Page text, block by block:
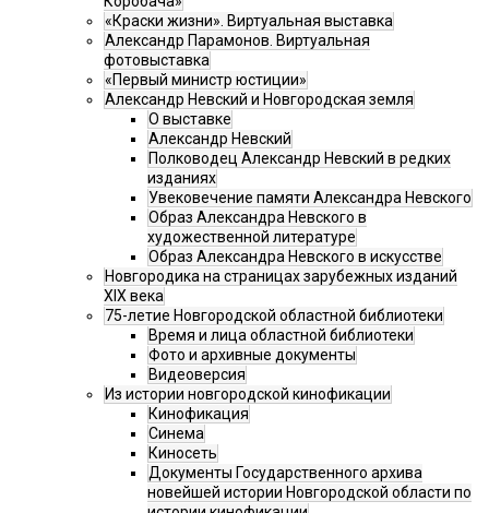
«Краски жизни». Виртуальная выставка
Александр Парамонов. Виртуальная
фотовыставка
«Первый министр юстиции»
Александр Невский и Новгородская земля
О выставке
Александр Невский
Полководец Александр Невский в редких
изданиях
Увековечение памяти Александра Невского
Образ Александра Невского в
художественной литературе
Образ Александра Невского в искусстве
Новгородика на страницах зарубежных изданий
XIX века
75-летие Новгородской областной библиотеки
Время и лица областной библиотеки
Фото и архивные документы
Видеоверсия
Из истории новгородской кинофикации
Кинофикация
Синема
Киносеть
Документы Государственного архива
новейшей истории Новгородской области по